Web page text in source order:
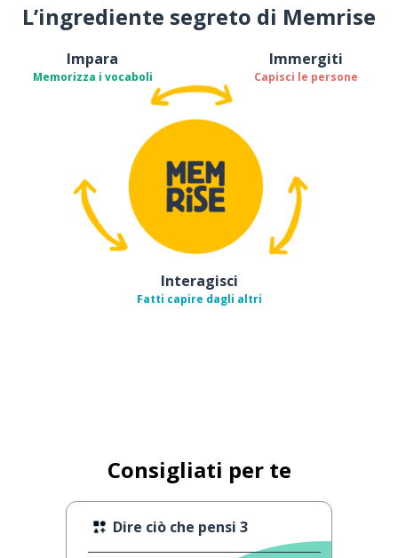
L’ingrediente segreto di Memrise
Impara
Memorizza i vocaboli
Immergiti
Capisci le persone
Interagisci
Fatti capire dagli altri
Consigliati per te
Dire ciò che pensi 3